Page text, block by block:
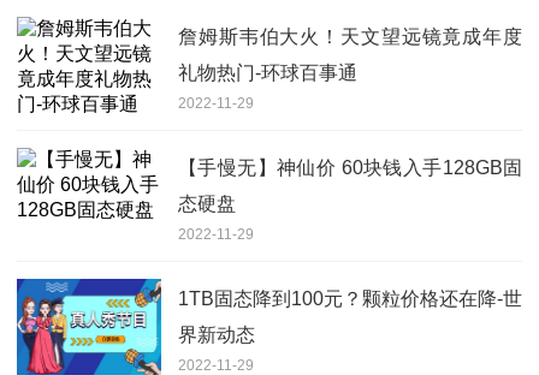
詹姆斯韦伯大火！天文望远镜竟成年度
礼物热门-环球百事通
2022-11-29
【手慢无】神仙价 60块钱入手128GB固
态硬盘
2022-11-29
1TB固态降到100元？颗粒价格还在降-世
界新动态
2022-11-29